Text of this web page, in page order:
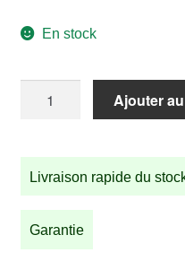
En stock
pour
support
selle
standard
Ajouter
Livraison rapide du
Garantie